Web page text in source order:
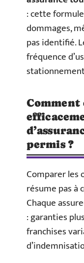
: cette
dommages,
pas identifié.
fréquence
Comment
permis ?
Comparer les
résume pas à
Chaque
: garanties
franchises